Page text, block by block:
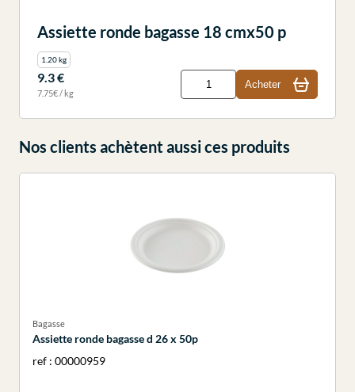
Assiette ronde bagasse 18 cmx50 p
1.20 kg
9.3 €
7.75€ / kg
Acheter
Nos clients achètent aussi ces produits
Bagasse
Assiette ronde bagasse d 26 x 50p
ref : 00000959